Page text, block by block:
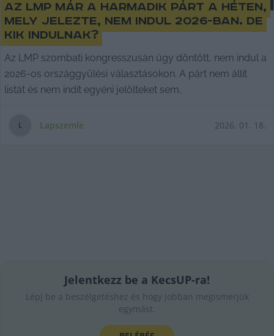
Az LMP már a harmadik párt a héten,
mely jelezte, nem indul 2026-ban. De
kik indulnak?
Az LMP szombati kongresszusán úgy döntött, nem indul a
2026-os országgyűlési választásokon. A párt nem állít
listát és nem indít egyéni jelölteket sem,
L Lapszemle 2026. 01. 18.
Jelentkezz be a KecsUP-ra!
Lépj be a beszélgetéshez és hogy jobban megismerjük
egymást.